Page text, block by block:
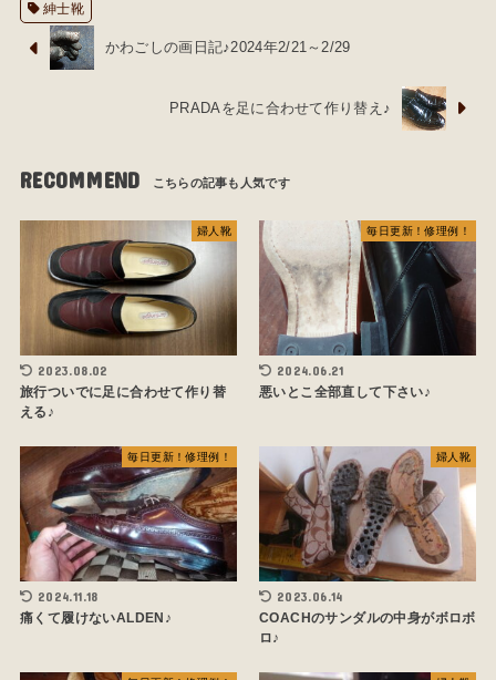
紳士靴
かわごしの画日記♪2024年2/21～2/29
PRADAを足に合わせて作り替え♪
RECOMMEND
婦人靴
2023.08.02
旅行ついでに足に合わせて作り替
える♪
毎日更新！修理例！
2024.06.21
悪いとこ全部直して下さい♪
毎日更新！修理例！
2024.11.18
痛くて履けないALDEN♪
婦人靴
2023.06.14
COACHのサンダルの中身がボロボ
ロ♪